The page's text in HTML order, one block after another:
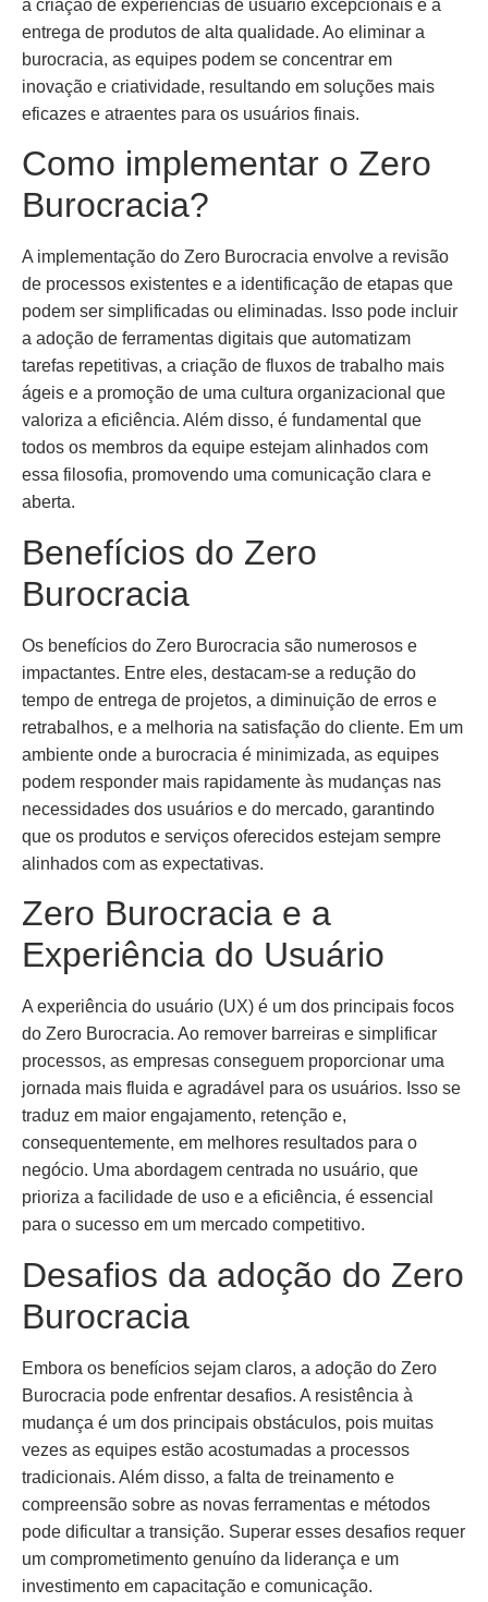
a criação de experiências de usuário excepcionais e a
entrega de produtos de alta qualidade. Ao eliminar a
burocracia, as equipes podem se concentrar em
inovação e criatividade, resultando em soluções mais
eficazes e atraentes para os usuários finais.
Como implementar o Zero
Burocracia?
A implementação do Zero Burocracia envolve a revisão
de processos existentes e a identificação de etapas que
podem ser simplificadas ou eliminadas. Isso pode incluir
a adoção de ferramentas digitais que automatizam
tarefas repetitivas, a criação de fluxos de trabalho mais
ágeis e a promoção de uma cultura organizacional que
valoriza a eficiência. Além disso, é fundamental que
todos os membros da equipe estejam alinhados com
essa filosofia, promovendo uma comunicação clara e
aberta.
Benefícios do Zero
Burocracia
Os benefícios do Zero Burocracia são numerosos e
impactantes. Entre eles, destacam-se a redução do
tempo de entrega de projetos, a diminuição de erros e
retrabalhos, e a melhoria na satisfação do cliente. Em um
ambiente onde a burocracia é minimizada, as equipes
podem responder mais rapidamente às mudanças nas
necessidades dos usuários e do mercado, garantindo
que os produtos e serviços oferecidos estejam sempre
alinhados com as expectativas.
Zero Burocracia e a
Experiência do Usuário
A experiência do usuário (UX) é um dos principais focos
do Zero Burocracia. Ao remover barreiras e simplificar
processos, as empresas conseguem proporcionar uma
jornada mais fluida e agradável para os usuários. Isso se
traduz em maior engajamento, retenção e,
consequentemente, em melhores resultados para o
negócio. Uma abordagem centrada no usuário, que
prioriza a facilidade de uso e a eficiência, é essencial
para o sucesso em um mercado competitivo.
Desafios da adoção do Zero
Burocracia
Embora os benefícios sejam claros, a adoção do Zero
Burocracia pode enfrentar desafios. A resistência à
mudança é um dos principais obstáculos, pois muitas
vezes as equipes estão acostumadas a processos
tradicionais. Além disso, a falta de treinamento e
compreensão sobre as novas ferramentas e métodos
pode dificultar a transição. Superar esses desafios requer
um comprometimento genuíno da liderança e um
investimento em capacitação e comunicação.